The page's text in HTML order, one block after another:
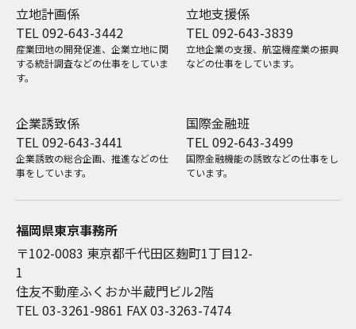
立地計画係
TEL 092-643-3442
産業団地の開発促進、企業立地に関
する統計調査などの仕事をしていま
す。
立地支援係
TEL 092-643-3839
立地企業の支援、航空機産業の振興
などの仕事をしています。
企業誘致係
TEL 092-643-3441
企業誘致の総合企画、推進などの仕
事をしています。
国際金融班
TEL 092-643-3499
国際金融機能の誘致などの仕事をし
ています。
福岡県東京事務所
〒102-0083 東京都千代田区麹町1丁目12-
1
住友不動産ふくおか半蔵門ビル2階
TEL 03-3261-9861 FAX 03-3263-7474